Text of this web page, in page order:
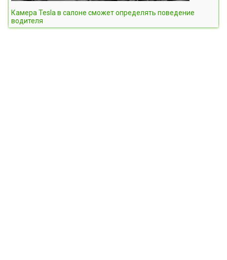
Камера Tesla в салоне сможет определять поведение
водителя